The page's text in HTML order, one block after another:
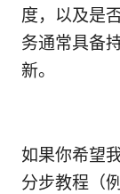
度，以及是
务通常具备
新。
如果你希望
分步教程（